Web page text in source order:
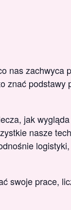
nas
podstawy
jak
nasze
swoje prace,